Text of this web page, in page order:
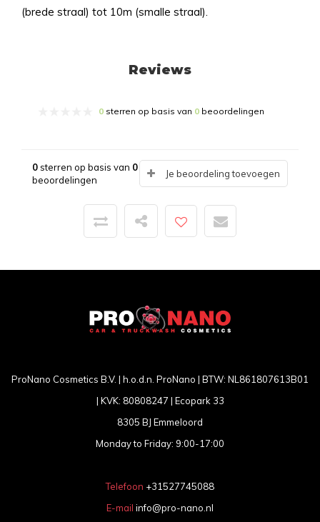
(brede straal) tot 10m (smalle straal).
Reviews
0 sterren op basis van 0 beoordelingen
0sterren op basis van 0
beoordelingen
Je beoordeling toevoegen
ProNano Cosmetics B.V. | h.o.d.n. ProNano | BTW: NL861807613B01
| KVK: 80808247 | Ecopark 33
8305 BJ Emmeloord
Monday to Friday: 9:00-17:00
Telefoon +31527745088
E-mail info@pro-nano.nl